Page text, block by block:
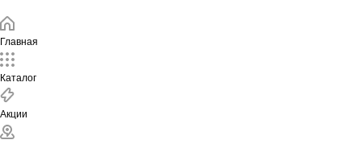
Главная
Каталог
Акции